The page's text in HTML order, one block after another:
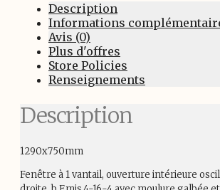
Description
Informations
Avis (0)
Plus d'offres
Store Policies
Renseignements
Description
1290x750mm
Fenêtre à 1 vantail, ouverture intérieure